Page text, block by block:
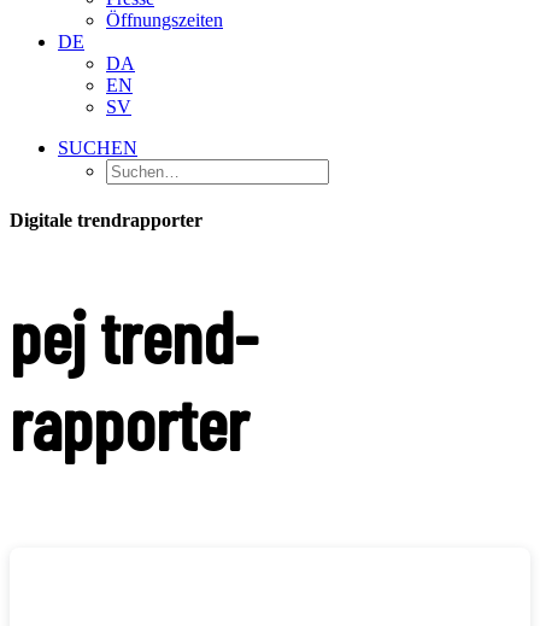
Öffnungszeiten
DE
DA
EN
SV
SUCHEN
Digitale trendrapporter
pej trend-
rapporter